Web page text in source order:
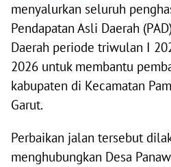
menyalurkan seluruh
Pendapatan Asli Daerah
Daerah periode triwulan I
2026 untuk membantu
kabupaten di Kecamatan
Garut.
Perbaikan jalan tersebut
menghubungkan Desa